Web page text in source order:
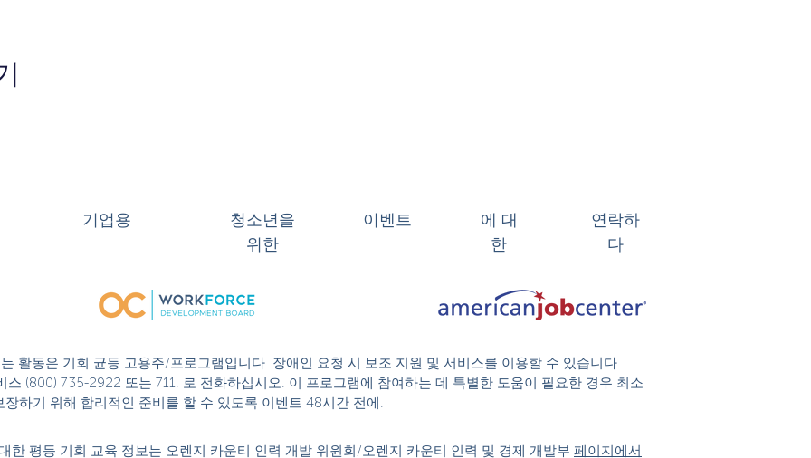
기업용
청소년을
위한
이벤트
에 대
한
연락하
다
활동은 기회 균등 고용주/프로그램입니다. 장애인 요청 시 보조 지원 및 서비스를 이용할 수 있습니다.
(800) 735-2922 또는 711. 로 전화하십시오. 이 프로그램에 참여하는 데 특별한 도움이 필요한 경우 최소
하기 위해 합리적인 준비를 할 수 있도록 이벤트 48시간 전에.
한 평등 기회 교육 정보는 오렌지 카운티 인력 개발 위원회/오렌지 카운티 인력 및 경제 개발부 페이지에서